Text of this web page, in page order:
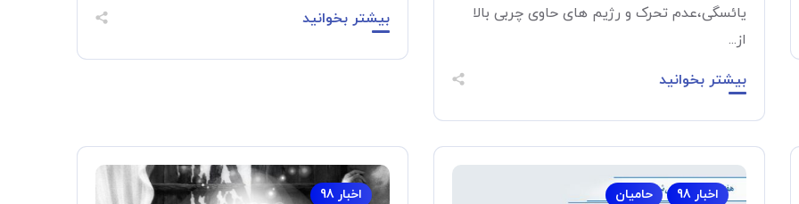
یائسگی،عدم تحرک و رژیم های حاوی چربی بالا
از...
بیشتر بخوانید
بیشتر بخوانید
اخبار 98 حامیان اخبار 98